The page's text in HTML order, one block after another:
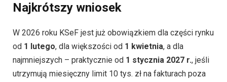
Najkrótszy wniosek
W 2026 roku KSeF jest już obowiązkiem dla części rynku
od 1 lutego, dla większości od 1 kwietnia, a dla
najmniejszych – praktycznie od 1 stycznia 2027 r., jeśli
utrzymują miesięczny limit 10 tys. zł na fakturach poza